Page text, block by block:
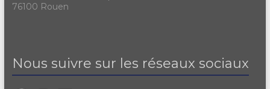
76100 Rouen
Nous suivre sur les réseaux sociaux